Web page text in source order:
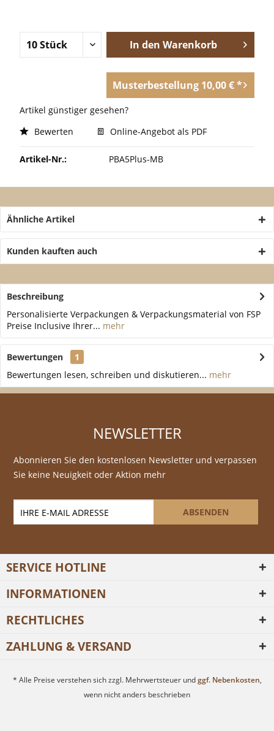
In den Warenkorb
Musterbestellung 10,00 € *
Artikel günstiger gesehen?
Bewerten
Online-Angebot als PDF
Artikel-Nr.: PBA5Plus-MB
Ähnliche Artikel
Kunden kauften auch
Beschreibung
Personalisierte Verpackungen & Verpackungsmaterial von FSP
Preise Inclusive Ihrer... mehr
Bewertungen
1
Bewertungen lesen, schreiben und diskutieren... mehr
NEWSLETTER
Abonnieren Sie den kostenlosen Newsletter und verpassen
Sie keine Neuigkeit oder Aktion mehr
ABSENDEN
SERVICE HOTLINE
INFORMATIONEN
RECHTLICHES
ZAHLUNG & VERSAND
* Alle Preise verstehen sich zzgl. Mehrwertsteuer undggf. Nebenkosten,
wenn nicht anders beschrieben